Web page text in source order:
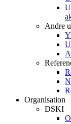
Andre
Organisation
DSKI